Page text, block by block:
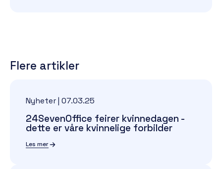
Flere artikler
Nyheter| 07.03.25
24SevenOffice feirer kvinnedagen -
dette er våre kvinnelige forbilder
Les mer